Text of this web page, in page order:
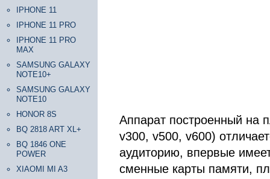
IPHONE 11
IPHONE 11 PRO
IPHONE 11 PRO
MAX
SAMSUNG GALAXY
NOTE10+
SAMSUNG GALAXY
NOTE10
HONOR 8S
BQ 2818 ART XL+
BQ 1846 ONE
POWER
XIAOMI MI A3
Аппарат построенный на
v300, v500, v600)
аудиторию, впервые
сменные карты памяти,